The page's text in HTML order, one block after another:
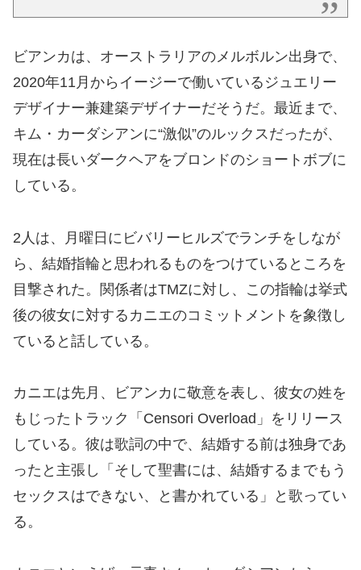
ビアンカは、オーストラリアのメルボルン出身で、
2020年11月からイージーで働いているジュエリー
デザイナー兼建築デザイナーだそうだ。最近まで、
キム・カーダシアンに“激似”のルックスだったが、
現在は長いダークヘアをブロンドのショートボブに
している。
2人は、月曜日にビバリーヒルズでランチをしなが
ら、結婚指輪と思われるものをつけているところを
目撃された。関係者はTMZに対し、この指輪は挙式
後の彼女に対するカニエのコミットメントを象徴し
ていると話している。
カニエは先月、ビアンカに敬意を表し、彼女の姓を
もじったトラック「Censori Overload」をリリース
している。彼は歌詞の中で、結婚する前は独身であ
ったと主張し「そして聖書には、結婚するまでもう
セックスはできない、と書かれている」と歌ってい
る。